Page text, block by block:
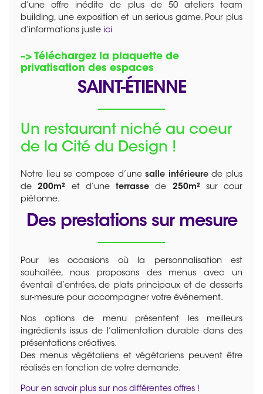
d’une offre inédite de plus de 50 ateliers team
building, une exposition et un serious game. Pour plus
d’informations juste ici
–> Téléchargez la plaquette de
privatisation des espaces
SAINT-ÉTIENNE
Un restaurant niché au coeur
de la Cité du Design !
Notre lieu se compose d’unesalle intérieurede plus
de200m² et d’une terrasse de 250m²sur cour
piétonne.
Des prestations sur mesure
Pour les occasions où la personnalisation est
souhaitée, nous proposons des menus avec un
éventail d’entrées, de plats principaux et de desserts
sur-mesure pour accompagner votre événement.
Nos options de menu présentent les meilleurs
ingrédients issus de l’alimentation durable dans des
présentations créatives.
Des menus végétaliens et végétariens peuvent être
réalisés en fonction de votre demande.
Pour en savoir plus sur nos différentes offres !